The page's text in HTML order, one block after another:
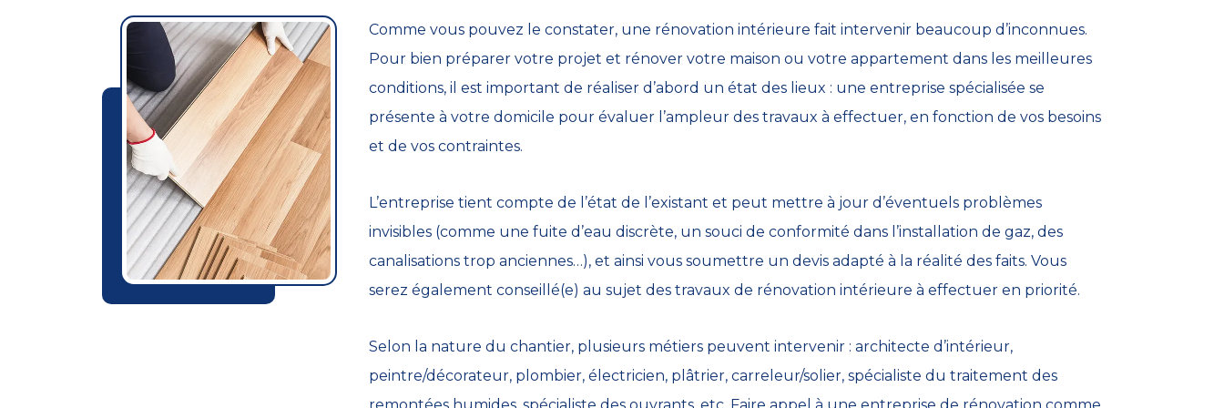
Comme vous pouvez le constater, une rénovation intérieure fait intervenir beaucoup d’inconnues.
Pour bien préparer votre projet et rénover votre maison ou votre appartement dans les meilleures
conditions, il est important de réaliser d’abord un état des lieux : une entreprise spécialisée se
présente à votre domicile pour évaluer l’ampleur des travaux à effectuer, en fonction de vos besoins
et de vos contraintes.
L’entreprise tient compte de l’état de l’existant et peut mettre à jour d’éventuels problèmes
invisibles (comme une fuite d’eau discrète, un souci de conformité dans l’installation de gaz, des
canalisations trop anciennes…), et ainsi vous soumettre un devis adapté à la réalité des faits. Vous
serez également conseillé(e) au sujet des travaux de rénovation intérieure à effectuer en priorité.
Selon la nature du chantier, plusieurs métiers peuvent intervenir : architecte d’intérieur,
peintre/décorateur, plombier, électricien, plâtrier, carreleur/solier, spécialiste du traitement des
remontées humides, spécialiste des ouvrants, etc. Faire appel à une entreprise de rénovation comme